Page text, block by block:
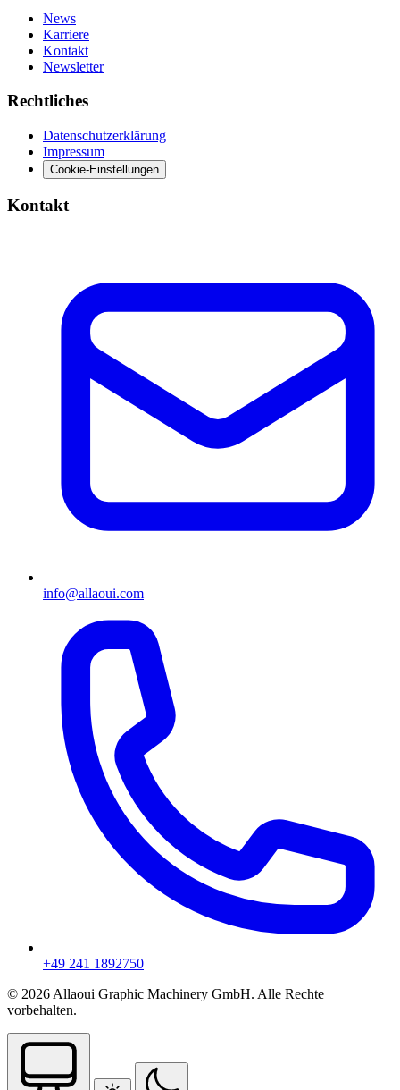
News
Karriere
Kontakt
Newsletter
Rechtliches
Datenschutzerklärung
Impressum
Cookie-Einstellungen
Kontakt
info@allaoui.com
+49 241 1892750
© 2026 Allaoui Graphic Machinery GmbH. Alle Rechte
vorbehalten.